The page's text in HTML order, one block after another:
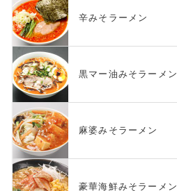
辛みそラーメン
黒マー油みそラーメン
麻婆みそラーメン
豪華海鮮みそラーメン